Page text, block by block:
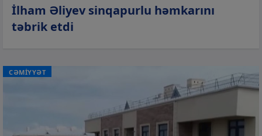
İlham Əliyev sinqapurlu həmkarını
təbrik etdi
CƏMİYYƏT